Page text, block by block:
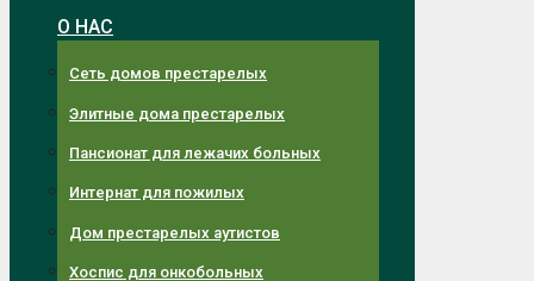
О НАС
Сеть домов престарелых
Элитные дома престарелых
Пансионат для лежачих больных
Интернат для пожилых
Дом престарелых аутистов
Хоспис для онкобольных